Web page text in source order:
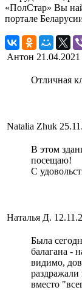
«ПолСтар» Вы
портале
Антон 21.04.2021
Отличная
Natalia Zhuk
В этом
посещаю!
С
Наталья Д.
Была
балагана -
видимо,
вместо